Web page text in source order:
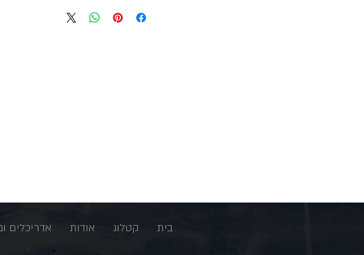
בית קטלוג אודות אדריכלים